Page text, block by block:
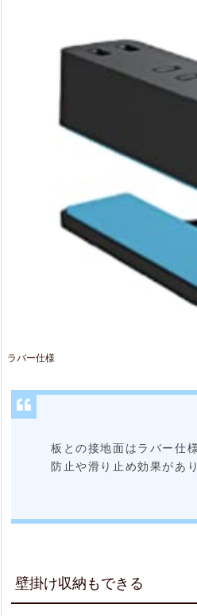
に
使
ラバー仕様
板との接地面はラバー仕
防止や滑り止め効果があ
壁掛け収納もできる